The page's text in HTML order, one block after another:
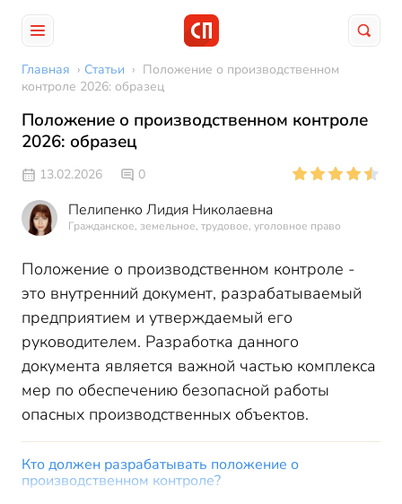
Главная › Статьи › Положение о производственном
контроле 2026: образец
Положение о производственном контроле
2026: образец
13.02.2026 0
Пелипенко Лидия Николаевна
Гражданское, земельное, трудовое, уголовное право
Положение о производственном контроле -
это внутренний документ, разрабатываемый
предприятием и утверждаемый его
руководителем. Разработка данного
документа является важной частью комплекса
мер по обеспечению безопасной работы
опасных производственных объектов.
Кто должен разрабатывать положение о
производственном контроле?